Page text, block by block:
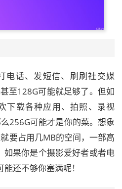
电话、发短信、刷刷社交媒
至128G可能就足够了。但如
下载各种应用、拍照、录视
256G可能才是你的菜。想象
要占用几MB的空间，一部高
如果你是个摄影爱好者或者电
还不够你塞满呢！